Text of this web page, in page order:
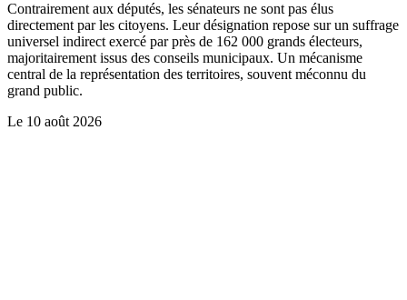
Contrairement aux députés, les sénateurs ne sont pas élus
directement par les citoyens. Leur désignation repose sur un suffrage
universel indirect exercé par près de 162 000 grands électeurs,
majoritairement issus des conseils municipaux. Un mécanisme
central de la représentation des territoires, souvent méconnu du
grand public.
Le 10 août 2026